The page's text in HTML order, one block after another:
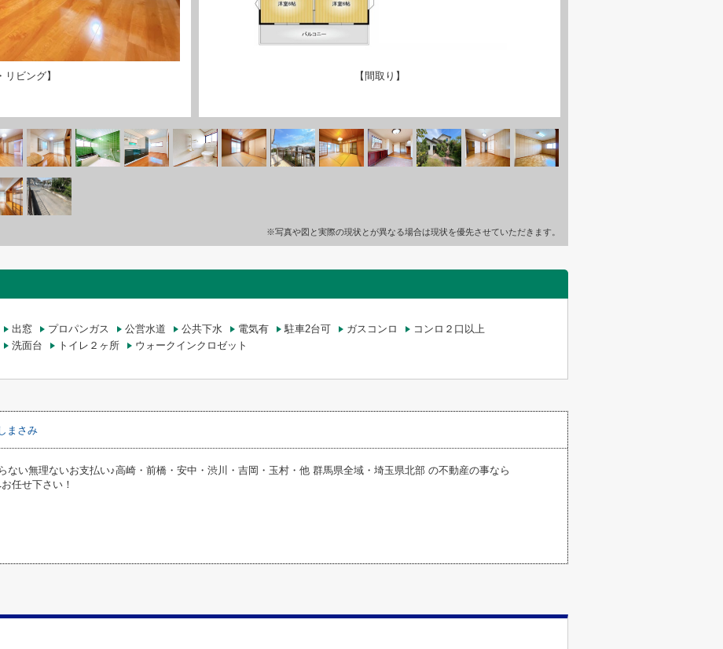
リビング】 【間取り】
※写真や図と実際の現状とが異なる場合は現状を優先させていただきます。
出窓 プロパンガス 公営水道 公共下水 電気有 駐車2台可 ガスコンロ
コンロ２口以上
洗面台 トイレ２ヶ所 ウォークインクロゼット
まさみ
ない無理ないお支払い♪高崎・前橋・安中・渋川・吉岡・玉村・他 群馬県全域・埼玉県北部 の不動産の事なら
任せ下さい！